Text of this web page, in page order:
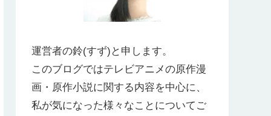
運営者の鈴(すず)と申します。
このブログではテレビアニメの原作漫
画・原作小説に関する内容を中心に、
私が気になった様々なことについてご